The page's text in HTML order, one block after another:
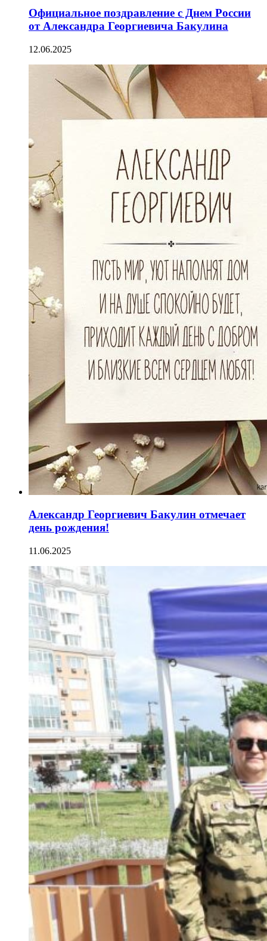
Официальное поздравление с Днем России
от Александра Георгиевича Бакулина
12.06.2025
Александр Георгиевич Бакулин отмечает
день рождения!
11.06.2025